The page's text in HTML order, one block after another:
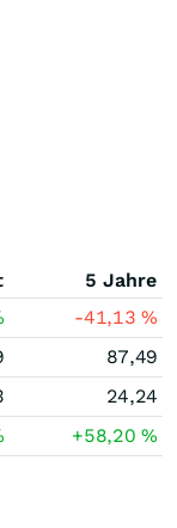
5 Jahre
-41,13%
87,49
24,24
+58,20%